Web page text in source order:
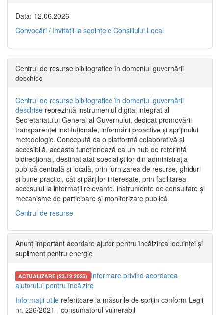
Data: 12.06.2026
Convocări / Invitaţii la şedinţele Consiliului Local
Centrul de resurse bibliografice în domeniul guvernării
deschise
Centrul de resurse bibliografice în domeniul guvernării
deschise reprezintă instrumentul digital integrat al
Secretariatului General al Guvernului, dedicat promovării
transparenței instituționale, informării proactive și sprijinului
metodologic. Concepută ca o platformă colaborativă și
accesibilă, aceasta funcționează ca un hub de referință
bidirecțional, destinat atât specialiștilor din administrația
publică centrală și locală, prin furnizarea de resurse, ghiduri
și bune practici, cât și părților interesate, prin facilitarea
accesului la informații relevante, instrumente de consultare și
mecanisme de participare și monitorizare publică.
Centrul de resurse
Anunț important acordare ajutor pentru încălzirea locuinței și
supliment pentru energie
ACTUALIZARE (23.12.2025) Informare privind acordarea
ajutorului pentru încălzire
Informații utile referitoare la măsurile de sprijin conform Legii
nr. 226/2021 - consumatorul vulnerabil